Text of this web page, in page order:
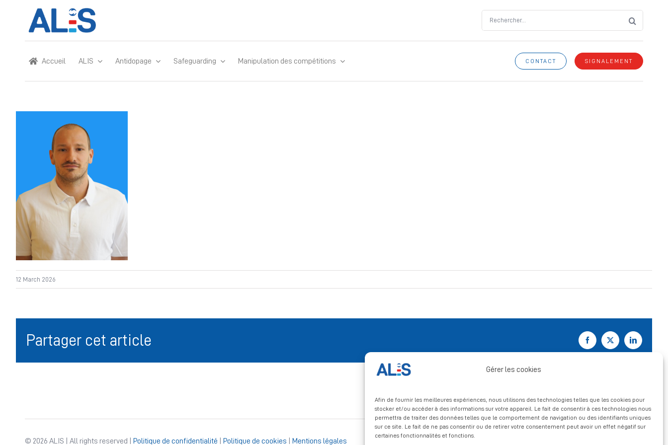
Gérer les cookies
Afin de fournir les meilleures expériences, nous utilisons des technologies telles que les cookies pour
stocker et/ou accéder à des informations sur votre appareil. Le fait de consentir à ces technologies nous
permettra de traiter des données telles que le comportement de navigation ou des identifiants uniques
sur ce site. Le fait de ne pas consentir ou de retirer votre consentement peut avoir un effet négatif sur
certaines fonctionnalités et fonctions.
for:
Accueil ALIS Antidopage Safeguarding Manipulation des compétitions CONTACT SIGNALEMENT
12 March 2026
Partager cet article Facebook
X LinkedIn
© 2026 ALIS | All rights reserved | Politique de confidentialité Politique de cookies Mentions légales